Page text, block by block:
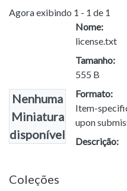
Agora exibindo 1 - 1 de 1
Nenhuma
Miniatura
disponível
Nome:
license.txt
Tamanho:
555 B
Formato:
Item-
upon
Descrição:
Coleções